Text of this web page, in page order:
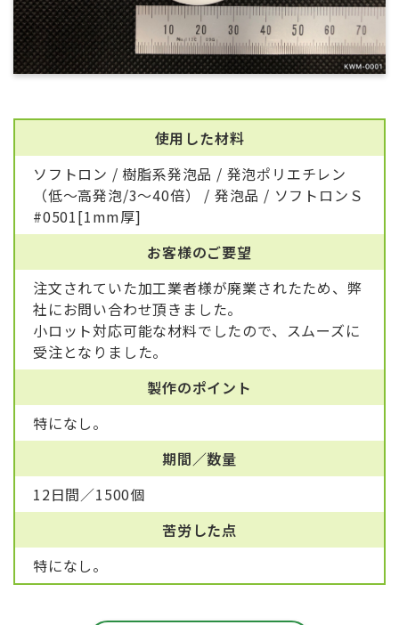
使用した材料
ソフトロン / 樹脂系発泡品 / 発泡ポリエチレン
（低～高発泡/3～40倍） / 発泡品 / ソフトロンＳ
#0501[1mm厚]
お客様のご要望
注文されていた加工業者様が廃業されたため、弊
社にお問い合わせ頂きました。
小ロット対応可能な材料でしたので、スムーズに
受注となりました。
製作のポイント
特になし。
期間／数量
12日間／1500個
苦労した点
特になし。